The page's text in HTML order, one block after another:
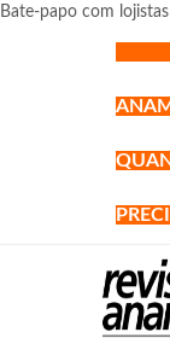
Bate-papo com